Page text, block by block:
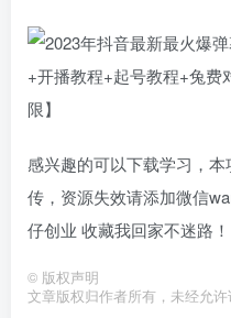
感兴趣的可以下载学习，
传，资源失效请添加微信
仔创业 收藏我回家不迷路！
© 版权声明
文章版权归作者所有，未经允许